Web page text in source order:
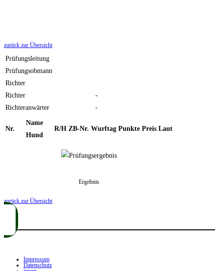
zurück zur Übersicht
Prüfungsleitung
Prüfungsobmann
Richter
Richter
Richteranwärter
-
-
Nr.
Name
Hund
R/H ZB-Nr. Wurftag Punkte Preis Laut
Ergebnis
zurück zur Übersicht
Impressum
Datenschutz